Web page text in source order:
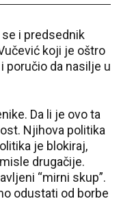
i predsednik
koji je oštro
poručio da nasilje u
Da li je ovo ta
Njihova politika
je blokiraj,
drugačije.
“mirni skup”.
odustati od borbe